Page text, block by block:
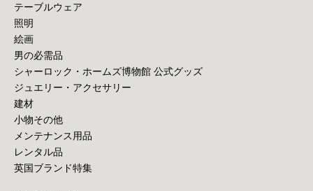
テーブルウェア
照明
絵画
男の必需品
シャーロック・ホームズ博物館 公式グッズ
ジュエリー・アクセサリー
建材
小物その他
メンテナンス用品
レンタル品
英国ブランド特集